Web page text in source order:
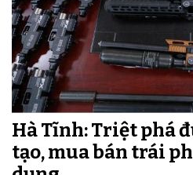
Hà Tĩnh: Triệt phá
tạo, mua bán trái